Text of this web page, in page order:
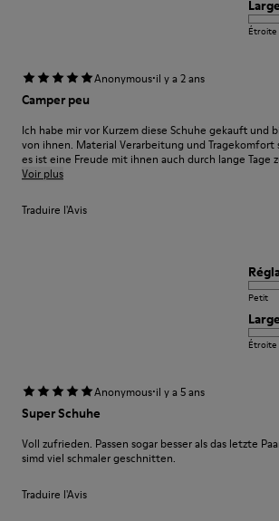
Étroite
Anonymous·il y a 2 ans
Camper peu
Ich habe mir vor Kurzem diese Schuhe gekauft und
von ihnen. Material Verarbeitung und
es ist eine Freude mit ihnen auch durch lange Tage
Voir plus
Traduire l'Avis
Petit
Étroite
Anonymous·il y a 5 ans
Super Schuhe
Voll zufrieden. Passen sogar besser als das letzte
simd viel schmaler geschnitten.
Traduire l'Avis